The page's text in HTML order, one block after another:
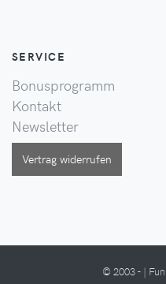
SERVICE
Bonusprogramm
Kontakt
Newsletter
Vertrag widerrufen
© 2003 - |